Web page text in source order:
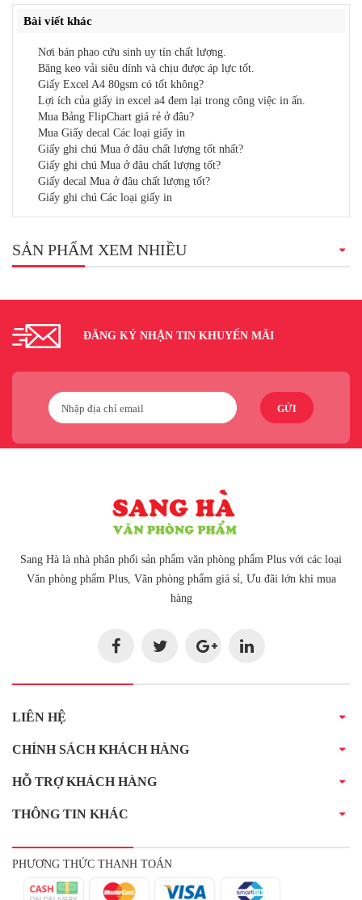
Bài viết khác
Nơi bán phao cứu sinh uy tín chất lượng.
Băng keo vải siêu dính và chịu được áp lực tốt.
Giấy Excel A4 80gsm có tốt không?
Lợi ích của giấy in excel a4 đem lại trong công việc in ấn.
Mua Bảng FlipChart giá rẻ ở đâu?
Mua Giấy decal Các loại giấy in
Giấy ghi chú Mua ở đâu chất lượng tốt nhất?
Giấy ghi chú Mua ở đâu chất lượng tốt?
Giấy decal Mua ở đâu chất lượng tốt?
Giấy ghi chú Các loại giấy in
SẢN PHẨM XEM NHIỀU
ĐĂNG KÝ NHẬN TIN KHUYẾN MÃI
GỬI
Sang Hà là nhà phân phối sản phẩm văn phòng phẩm Plus với các loại
Văn phòng phẩm Plus, Văn phòng phẩm giá sỉ, Ưu đãi lớn khi mua
hàng
LIÊN HỆ
CHÍNH SÁCH KHÁCH HÀNG
HỖ TRỢ KHÁCH HÀNG
THÔNG TIN KHÁC
PHƯƠNG THỨC THANH TOÁN